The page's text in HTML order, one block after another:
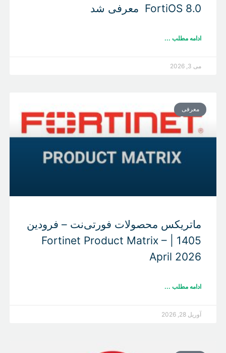
FortiOS 8.0 معرفی شد
ادامه مطلب ...
می 3, 2026
معرفی
ماتریکس محصولات فورتی‌نت – فرودین
1405 | Fortinet Product Matrix –
April 2026
ادامه مطلب ...
آوریل 28, 2026